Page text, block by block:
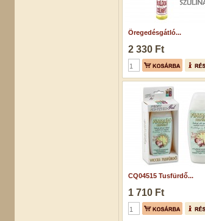
Öregedésgátló...
2 330 Ft
CQ04515 Tusfürdő...
1 710 Ft